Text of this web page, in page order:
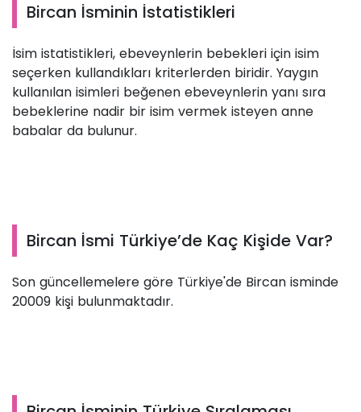
Bircan İsminin İstatistikleri
İsim istatistikleri, ebeveynlerin bebekleri için isim
seçerken kullandıkları kriterlerden biridir. Yaygın
kullanılan isimleri beğenen ebeveynlerin yanı sıra
bebeklerine nadir bir isim vermek isteyen anne
babalar da bulunur.
Bircan İsmi Türkiye’de Kaç Kişide Var?
Son güncellemelere göre Türkiye'de Bircan isminde
20009 kişi bulunmaktadır.